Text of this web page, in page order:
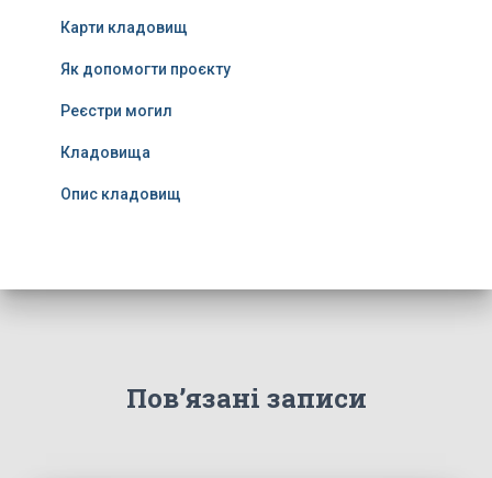
Карти кладовищ
Як допомогти проєкту
Реєстри могил
Кладовища
Опис кладовищ
Пов’язані записи